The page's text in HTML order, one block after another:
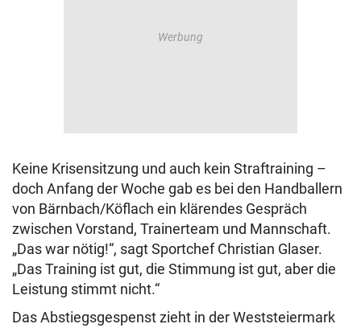
Keine Krisensitzung und auch kein Straftraining –
doch Anfang der Woche gab es bei den Handballern
von Bärnbach/Köflach ein klärendes Gespräch
zwischen Vorstand, Trainerteam und Mannschaft.
„Das war nötig!“, sagt Sportchef Christian Glaser.
„Das Training ist gut, die Stimmung ist gut, aber die
Leistung stimmt nicht.“
Das Abstiegsgespenst zieht in der Weststeiermark